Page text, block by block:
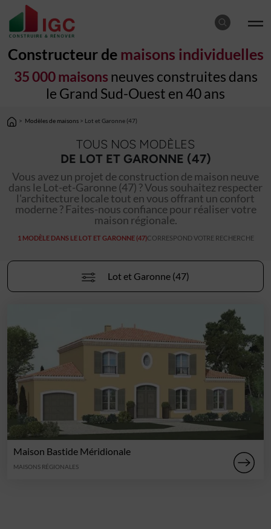
Constructeur de maisons individuelles
35 000 maisons neuves construites dans
le Grand Sud-Ouest en 40 ans
> Modèles de maisons > Lot et Garonne (47)
TOUS NOS MODÈLES
DE LOT ET GARONNE (47)
Vous avez un projet de construction de maison neuve
dans le Lot-et-Garonne (47) ? Vous souhaitez respecter
l'architecture locale tout en vous offrant un confort
moderne ? Faites-nous confiance pour réaliser votre
maison régionale.
1 MODÈLE DANS LE LOT ET GARONNE (47)CORRESPOND VOTRE RECHERCHE
Lot et Garonne (47)
Maison Bastide Méridionale
MAISONS RÉGIONALES